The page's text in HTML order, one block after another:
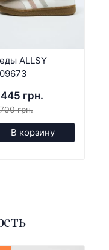
ALLSY
445 грн.
грн.
В корзину